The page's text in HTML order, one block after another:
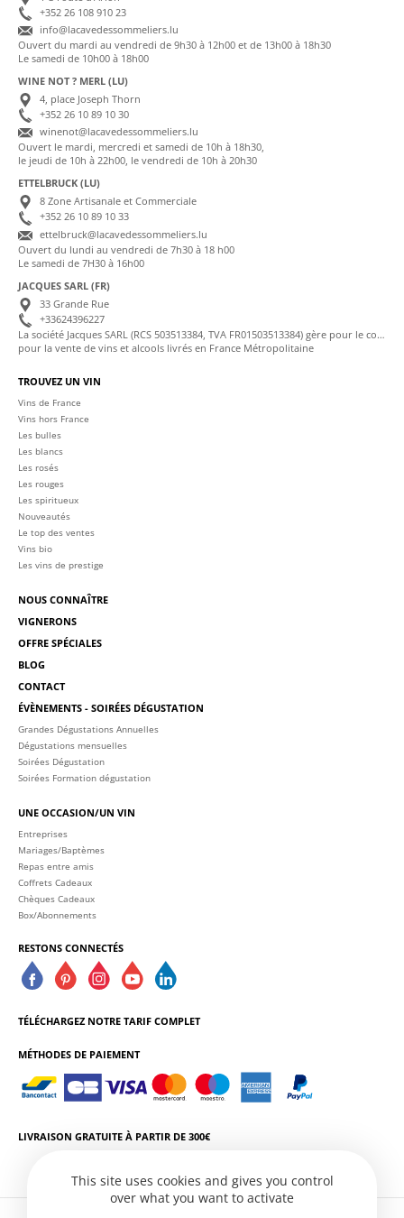
+352 26 108 910 23
info@lacavedessommeliers.lu
Ouvert du mardi au vendredi de 9h30 à 12h00 et de 13h00 à 18h30
Le samedi de 10h00 à 18h00
WINE NOT ? MERL (LU)
4, place Joseph Thorn
+352 26 10 89 10 30
winenot@lacavedessommeliers.lu
Ouvert le mardi, mercredi et samedi de 10h à 18h30,
le jeudi de 10h à 22h00, le vendredi de 10h à 20h30
ETTELBRUCK (LU)
8 Zone Artisanale et Commerciale
+352 26 10 89 10 33
ettelbruck@lacavedessommeliers.lu
Ouvert du lundi au vendredi de 7h30 à 18 h00
Le samedi de 7H30 à 16h00
JACQUES SARL (FR)
33 Grande Rue
+33624396227
La société Jacques SARL (RCS 503513384, TVA FR01503513384) gère pour le compte de La Cave des Sommeliers les transactions bancaires et la facturation
pour la vente de vins et alcools livrés en France Métropolitaine
TROUVEZ UN VIN
Vins de France
Vins hors France
Les bulles
Les blancs
Les rosés
Les rouges
Les spiritueux
Nouveautés
Le top des ventes
Vins bio
Les vins de prestige
NOUS CONNAÎTRE
VIGNERONS
OFFRE SPÉCIALES
BLOG
CONTACT
ÉVÈNEMENTS - SOIRÉES DÉGUSTATION
Grandes Dégustations Annuelles
Dégustations mensuelles
Soirées Dégustation
Soirées Formation dégustation
UNE OCCASION/UN VIN
Entreprises
Mariages/Baptèmes
Repas entre amis
Coffrets Cadeaux
Chèques Cadeaux
Box/Abonnements
RESTONS CONNECTÉS
TÉLÉCHARGEZ NOTRE TARIF COMPLET
MÉTHODES DE PAIEMENT
LIVRAISON GRATUITE À PARTIR DE 300€
This site uses cookies and gives you control
over what you want to activate